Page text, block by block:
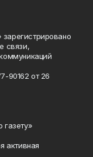
зарегистрировано
связи,
90162 от 26
активная